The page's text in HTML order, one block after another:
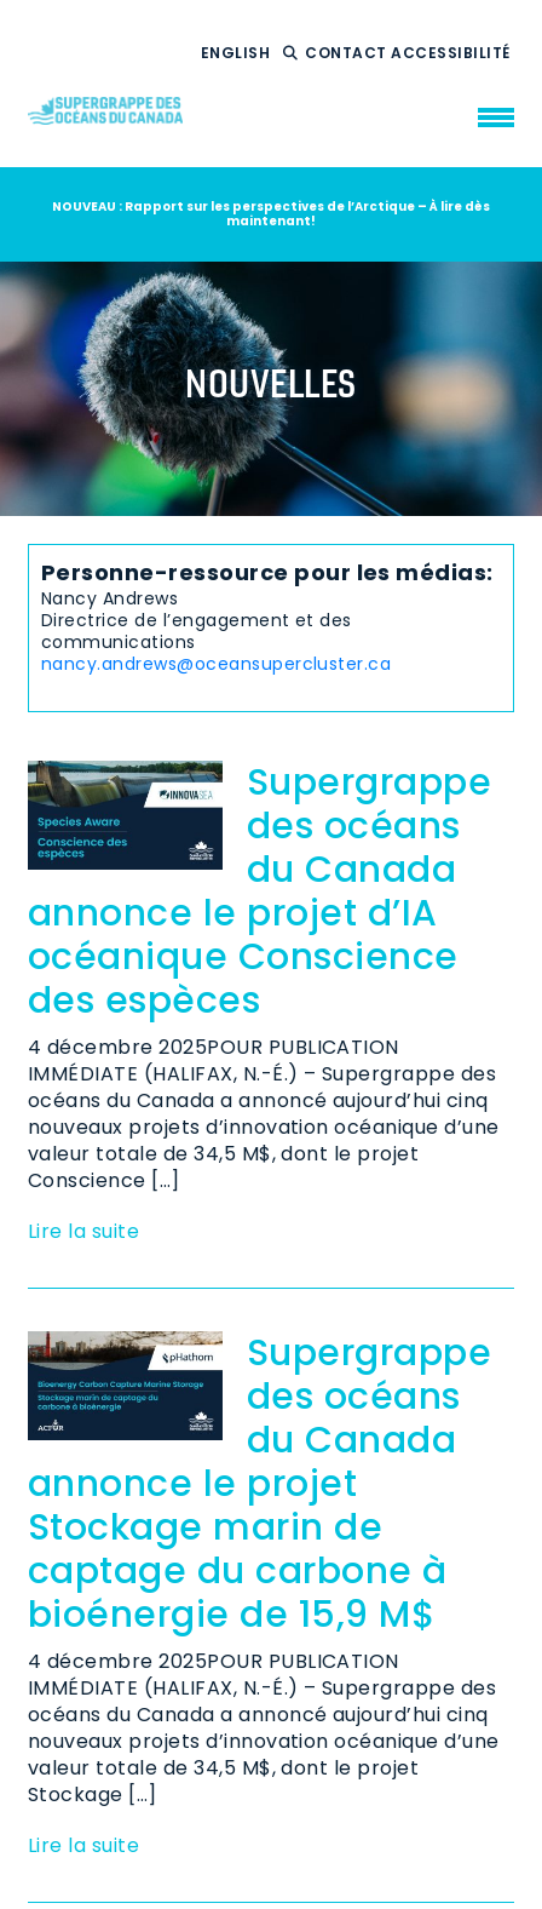
ENGLISH CONTACTACCESSIBILITÉ
QUI NOUSSOMMES
CE QUE NOUSFAISONS
NOTREIMPACT
AMBITION2035
NOUVELLES
RESSOURCES
NOUVEAU : Rapport sur les perspectives de l’Arctique – À lire dès
maintenant!
NOUVELLES
Personne-ressource pour les médias:
Nancy Andrews
Directrice de l’engagement et des
communications
nancy.andrews@oceansupercluster.ca
Supergrappe
des océans
du Canada
annonce le projet d’IA
océanique Conscience
des espèces
4 décembre 2025POUR PUBLICATION
IMMÉDIATE (HALIFAX, N.-É.) – Supergrappe des
océans du Canada a annoncé aujourd’hui cinq
nouveaux projets d’innovation océanique d’une
valeur totale de 34,5 M$, dont le projet
Conscience […]
Lire la suite
Supergrappe
des océans
du Canada
annonce le projet
Stockage marin de
captage du carbone à
bioénergie de 15,9 M$
4 décembre 2025POUR PUBLICATION
IMMÉDIATE (HALIFAX, N.-É.) – Supergrappe des
océans du Canada a annoncé aujourd’hui cinq
nouveaux projets d’innovation océanique d’une
valeur totale de 34,5 M$, dont le projet
Stockage […]
Lire la suite